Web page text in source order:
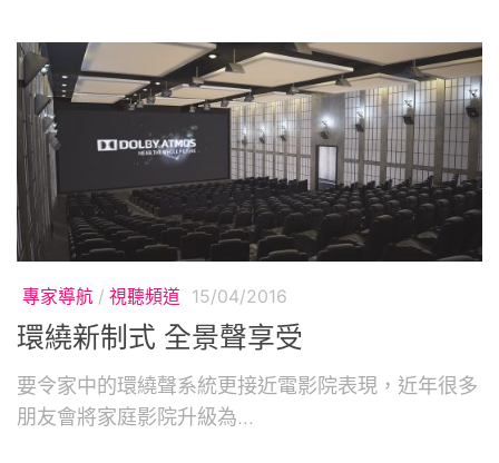
專家導航/ 視聽頻道 15/04/2016
環繞新制式 全景聲享受
要令家中的環繞聲系統更接近電影院表現，近年很多
朋友會將家庭影院升級為...